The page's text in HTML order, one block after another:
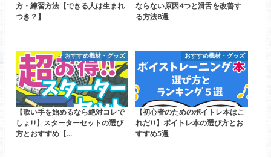
方・練習方法【できる人は生まれ
つき？】
ならない原因4つと滑舌を改善す
る方法8選
おすすめ機材・グッズ
【歌い手を始めるなら絶対コレで
しょ!!】スターターセットの選び
方とおすすめ【…
おすすめ機材・グッズ
【初心者のためのボイトレ本はこ
れだ!!】ボイトレ本の選び方とお
すすめ5選